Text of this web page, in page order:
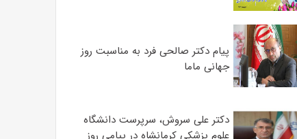
پیام دکتر صالحی فرد به مناسبت روز
جهانی ماما
دکتر علی سروش، سرپرست دانشگاه
علوم پزشکی کرمانشاه در پیامی روز